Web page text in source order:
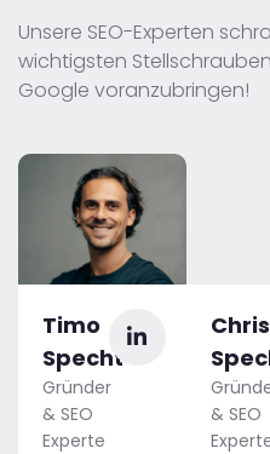
Unsere SEO-Experten
wichtigsten
Google voranzubringen!
Timo
Specht
Gründer
& SEO
Experte
& SEO